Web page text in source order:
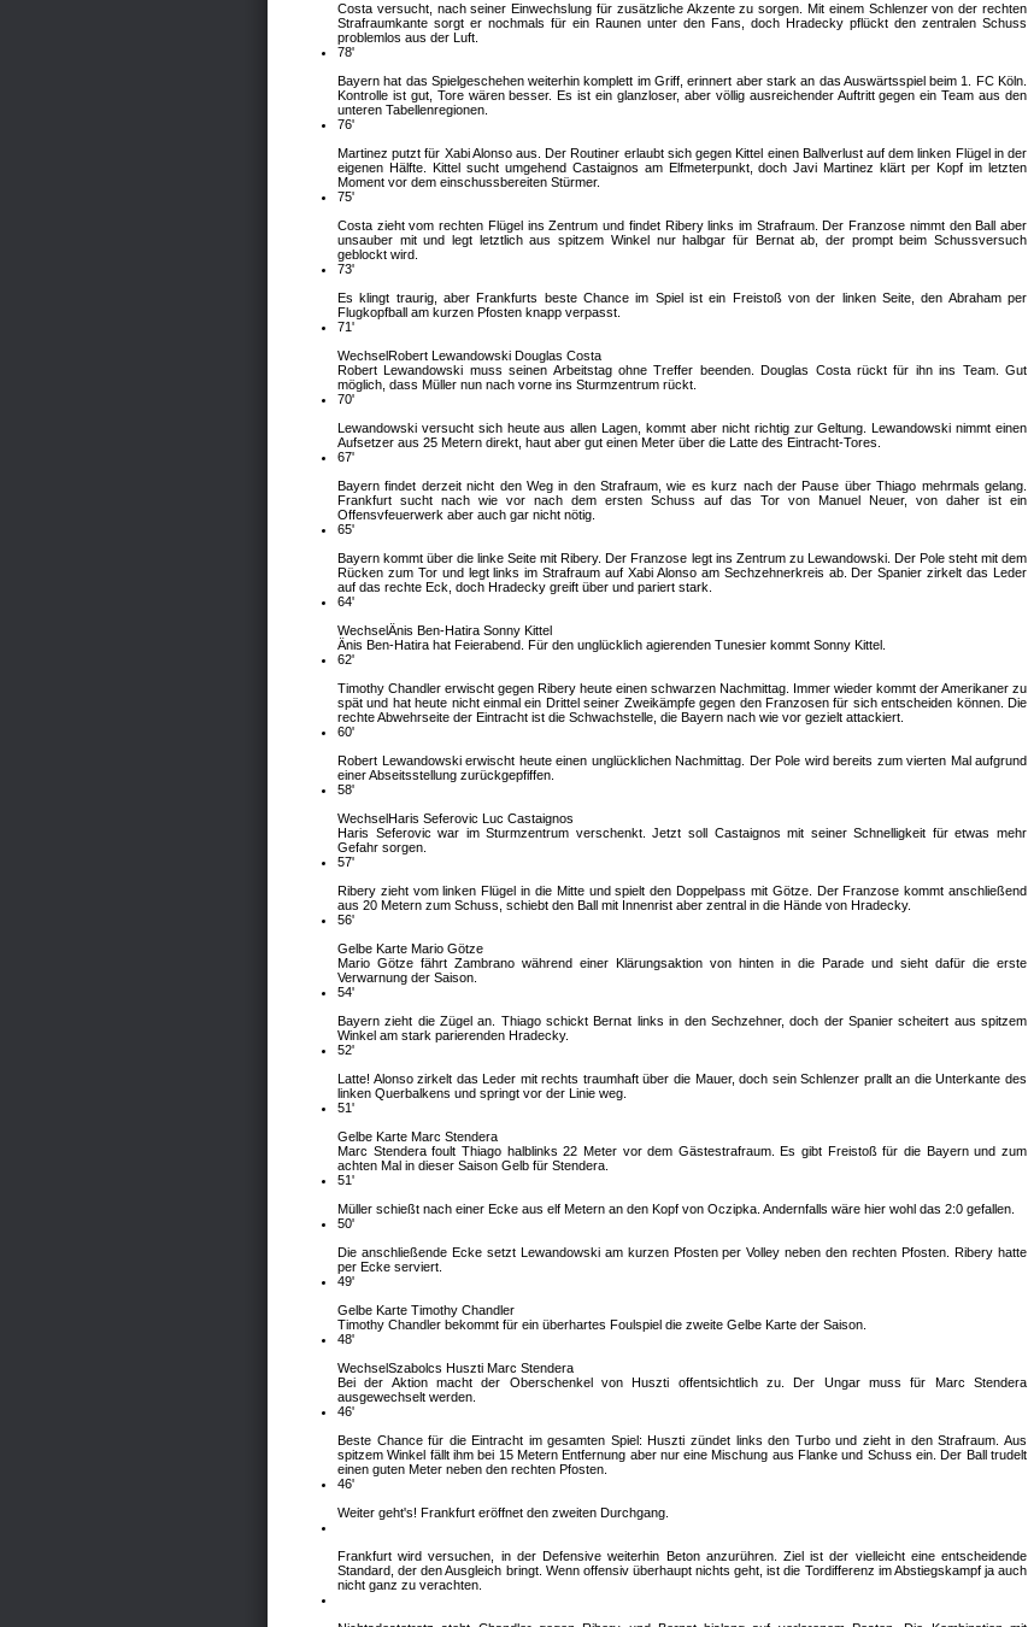
Costa versucht, nach seiner Einwechslung für zusätzliche Akzente zu sorgen. Mit einem Schlenzer von der rechten
Strafraumkante sorgt er nochmals für ein Raunen unter den Fans, doch Hradecky pflückt den zentralen Schuss
problemlos aus der Luft.
78'
Bayern hat das Spielgeschehen weiterhin komplett im Griff, erinnert aber stark an das Auswärtsspiel beim 1. FC Köln.
Kontrolle ist gut, Tore wären besser. Es ist ein glanzloser, aber völlig ausreichender Auftritt gegen ein Team aus den
unteren Tabellenregionen.
76'
Martinez putzt für Xabi Alonso aus. Der Routiner erlaubt sich gegen Kittel einen Ballverlust auf dem linken Flügel in der
eigenen Hälfte. Kittel sucht umgehend Castaignos am Elfmeterpunkt, doch Javi Martinez klärt per Kopf im letzten
Moment vor dem einschussbereiten Stürmer.
75'
Costa zieht vom rechten Flügel ins Zentrum und findet Ribery links im Strafraum. Der Franzose nimmt den Ball aber
unsauber mit und legt letztlich aus spitzem Winkel nur halbgar für Bernat ab, der prompt beim Schussversuch
geblockt wird.
73'
Es klingt traurig, aber Frankfurts beste Chance im Spiel ist ein Freistoß von der linken Seite, den Abraham per
Flugkopfball am kurzen Pfosten knapp verpasst.
71'
Wechsel Robert Lewandowski Douglas Costa
Robert Lewandowski muss seinen Arbeitstag ohne Treffer beenden. Douglas Costa rückt für ihn ins Team. Gut
möglich, dass Müller nun nach vorne ins Sturmzentrum rückt.
70'
Lewandowski versucht sich heute aus allen Lagen, kommt aber nicht richtig zur Geltung. Lewandowski nimmt einen
Aufsetzer aus 25 Metern direkt, haut aber gut einen Meter über die Latte des Eintracht-Tores.
67'
Bayern findet derzeit nicht den Weg in den Strafraum, wie es kurz nach der Pause über Thiago mehrmals gelang.
Frankfurt sucht nach wie vor nach dem ersten Schuss auf das Tor von Manuel Neuer, von daher ist ein
Offensvfeuerwerk aber auch gar nicht nötig.
65'
Bayern kommt über die linke Seite mit Ribery. Der Franzose legt ins Zentrum zu Lewandowski. Der Pole steht mit dem
Rücken zum Tor und legt links im Strafraum auf Xabi Alonso am Sechzehnerkreis ab. Der Spanier zirkelt das Leder
auf das rechte Eck, doch Hradecky greift über und pariert stark.
64'
WechselÄnis Ben-Hatira Sonny Kittel
Änis Ben-Hatira hat Feierabend. Für den unglücklich agierenden Tunesier kommt Sonny Kittel.
62'
Timothy Chandler erwischt gegen Ribery heute einen schwarzen Nachmittag. Immer wieder kommt der Amerikaner zu
spät und hat heute nicht einmal ein Drittel seiner Zweikämpfe gegen den Franzosen für sich entscheiden können. Die
rechte Abwehrseite der Eintracht ist die Schwachstelle, die Bayern nach wie vor gezielt attackiert.
60'
Robert Lewandowski erwischt heute einen unglücklichen Nachmittag. Der Pole wird bereits zum vierten Mal aufgrund
einer Abseitsstellung zurückgepfiffen.
58'
Wechsel Haris Seferovic Luc Castaignos
Haris Seferovic war im Sturmzentrum verschenkt. Jetzt soll Castaignos mit seiner Schnelligkeit für etwas mehr
Gefahr sorgen.
57'
Ribery zieht vom linken Flügel in die Mitte und spielt den Doppelpass mit Götze. Der Franzose kommt anschließend
aus 20 Metern zum Schuss, schiebt den Ball mit Innenrist aber zentral in die Hände von Hradecky.
56'
Gelbe Karte Mario Götze
Mario Götze fährt Zambrano während einer Klärungsaktion von hinten in die Parade und sieht dafür die erste
Verwarnung der Saison.
54'
Bayern zieht die Zügel an. Thiago schickt Bernat links in den Sechzehner, doch der Spanier scheitert aus spitzem
Winkel am stark parierenden Hradecky.
52'
Latte! Alonso zirkelt das Leder mit rechts traumhaft über die Mauer, doch sein Schlenzer prallt an die Unterkante des
linken Querbalkens und springt vor der Linie weg.
51'
Gelbe Karte Marc Stendera
Marc Stendera foult Thiago halblinks 22 Meter vor dem Gästestrafraum. Es gibt Freistoß für die Bayern und zum
achten Mal in dieser Saison Gelb für Stendera.
51'
Müller schießt nach einer Ecke aus elf Metern an den Kopf von Oczipka. Andernfalls wäre hier wohl das 2:0 gefallen.
50'
Die anschließende Ecke setzt Lewandowski am kurzen Pfosten per Volley neben den rechten Pfosten. Ribery hatte
per Ecke serviert.
49'
Gelbe Karte Timothy Chandler
Timothy Chandler bekommt für ein überhartes Foulspiel die zweite Gelbe Karte der Saison.
48'
WechselSzabolcs Huszti Marc Stendera
Bei der Aktion macht der Oberschenkel von Huszti offentsichtlich zu. Der Ungar muss für Marc Stendera
ausgewechselt werden.
46'
Beste Chance für die Eintracht im gesamten Spiel: Huszti zündet links den Turbo und zieht in den Strafraum. Aus
spitzem Winkel fällt ihm bei 15 Metern Entfernung aber nur eine Mischung aus Flanke und Schuss ein. Der Ball trudelt
einen guten Meter neben den rechten Pfosten.
46'
Weiter geht's! Frankfurt eröffnet den zweiten Durchgang.
Frankfurt wird versuchen, in der Defensive weiterhin Beton anzurühren. Ziel ist der vielleicht eine entscheidende
Standard, der den Ausgleich bringt. Wenn offensiv überhaupt nichts geht, ist die Tordifferenz im Abstiegskampf ja auch
nicht ganz zu verachten.